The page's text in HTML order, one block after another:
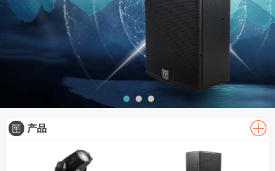
产品